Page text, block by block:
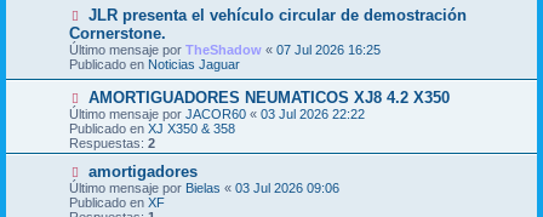
e
m
e
n
s
a
e
N
e
v
o
m
e
n
s
a
j
e
JLR presenta el vehículo circular de demostración
Cornerstone.
Último mensaje por TheShadow « 07 Jul 2026 16:25
Publicado en Noticias Jaguar
N
u
e
v
o
m
e
n
s
AMORTIGUADORES NEUMATICOS XJ8 4.2 X350
Último mensaje por JACOR60 « 03 Jul 2026 22:22
Publicado en XJ X350 & 358
Respuestas: 2
N
u
e
v
amortigadores
Último mensaje por Bielas « 03 Jul 2026 09:06
Publicado en XF